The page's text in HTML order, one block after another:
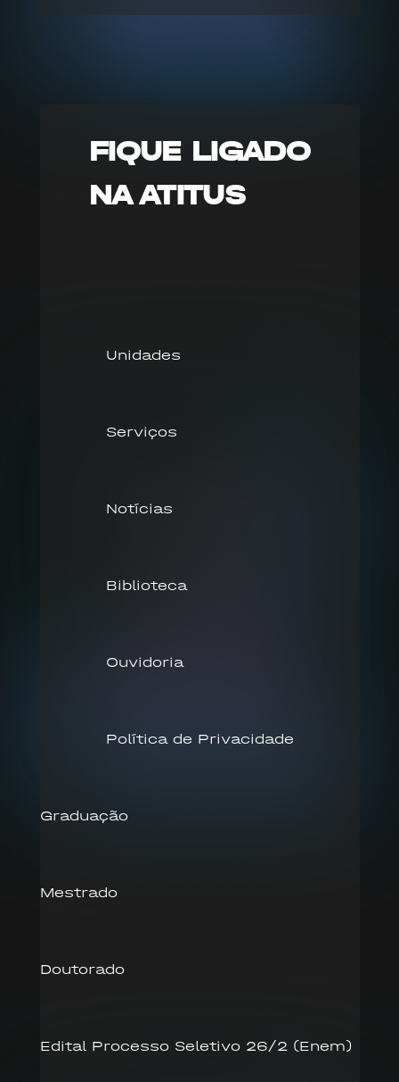
FIQUE LIGADO
NA ATITUS
Unidades
Serviços
Notícias
Biblioteca
Ouvidoria
Política de Privacidade
Graduação
Mestrado
Doutorado
Edital Processo Seletivo 26/2 (Enem)